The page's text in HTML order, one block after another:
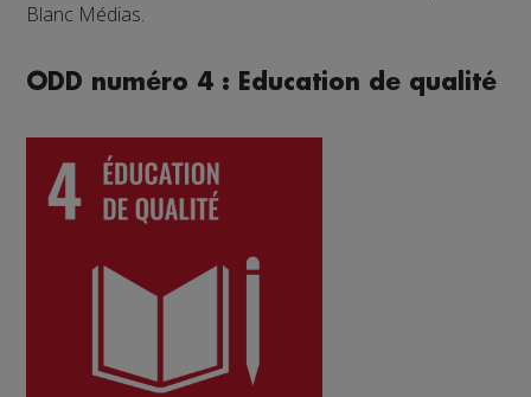
Blanc Médias.
ODD numéro 4 : Education de qualité